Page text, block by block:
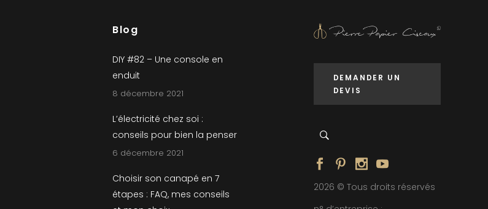
Blog
DIY #82 – Une console en
enduit
8 décembre 2021
L’électricité chez soi :
conseils pour bien la penser
6 décembre 2021
Choisir son canapé en 7
étapes : FAQ, mes conseils
DEMANDER UN
DEVIS
2026 © Tous droits réservés